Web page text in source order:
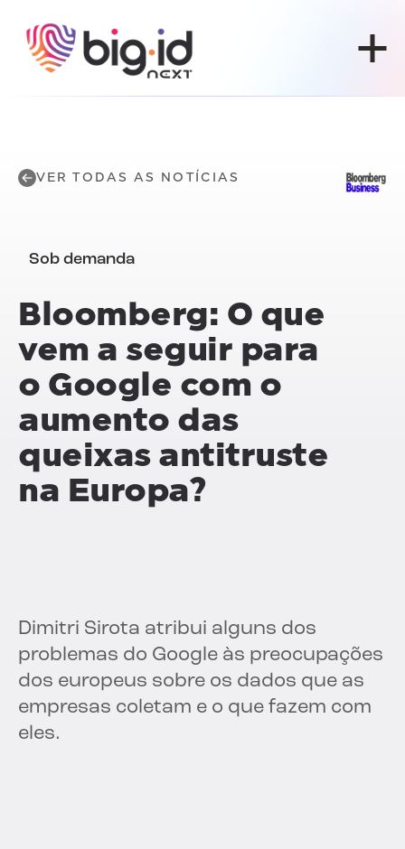
VER TODAS AS NOTÍCIAS
Sob demanda
Bloomberg: O que
vem a seguir para
o Google com o
aumento das
queixas antitruste
na Europa?
Dimitri Sirota atribui alguns dos
problemas do Google às preocupações
dos europeus sobre os dados que as
empresas coletam e o que fazem com
eles.